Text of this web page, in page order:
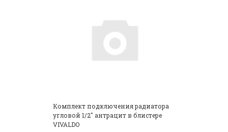
Комплект подключения радиатора
угловой 1/2" антрацит в блистере
VIVALDO